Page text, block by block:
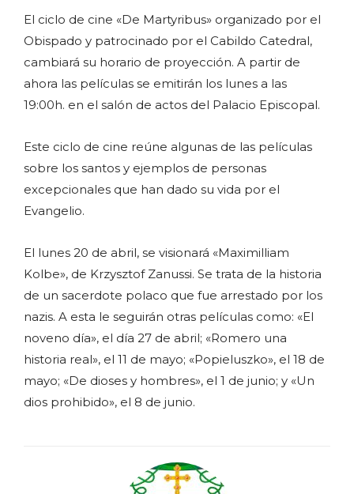
El ciclo de cine «De Martyribus» organizado por el
Obispado y patrocinado por el Cabildo Catedral,
cambiará su horario de proyección. A partir de
ahora las películas se emitirán los lunes a las
19:00h. en el salón de actos del Palacio Episcopal.
Este ciclo de cine reúne algunas de las películas
sobre los santos y ejemplos de personas
excepcionales que han dado su vida por el
Evangelio.
El lunes 20 de abril, se visionará «Maximilliam
Kolbe», de Krzysztof Zanussi. Se trata de la historia
de un sacerdote polaco que fue arrestado por los
nazis. A esta le seguirán otras películas como: «El
noveno día», el día 27 de abril; «Romero una
historia real», el 11 de mayo; «Popieluszko», el 18 de
mayo; «De dioses y hombres», el 1 de junio; y «Un
dios prohibido», el 8 de junio.